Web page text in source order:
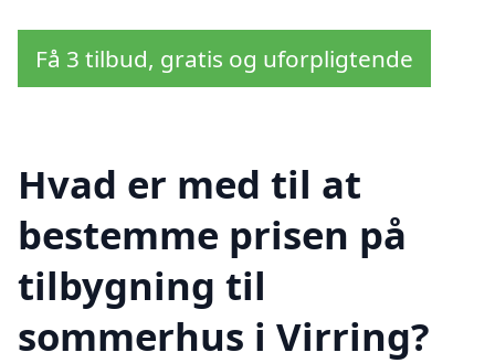
Få 3 tilbud, gratis og uforpligtende
Hvad er med til at
bestemme prisen på
tilbygning til
sommerhus i Virring?